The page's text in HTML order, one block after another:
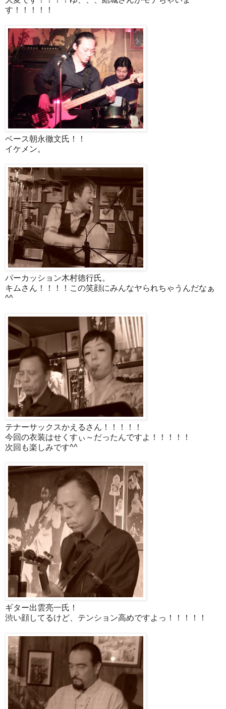
す！！！！！
ベース朝永徹文氏！！
イケメン。
パーカッション木村徳行氏。
キムさん！！！！この笑顔にみんなヤられちゃうんだなぁ
^^
テナーサックスかえるさん！！！！！
今回の衣装はせくすぃ～だったんですよ！！！！！
次回も楽しみです^^
ギター出雲亮一氏！
渋い顔してるけど、テンション高めですよっ！！！！！